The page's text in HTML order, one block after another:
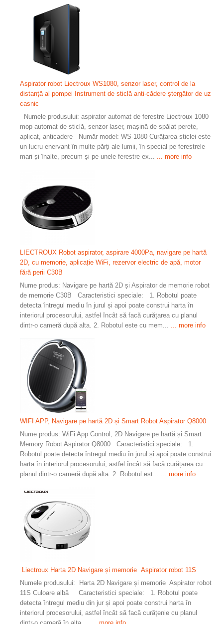
Aspirator robot Liectroux WS1080, senzor laser, control de la
distanță al pompei Instrument de sticlă anti-cădere ștergător de uz
casnic
Numele produsului: aspirator automat de ferestre Liectroux 1080
mop automat de sticlă, senzor laser, mașină de spălat perete,
aplicat, anticadere Număr model: WS-1080 Curățarea sticlei este
un lucru enervant în multe părți ale lumii, în special pe ferestrele
mari și înalte, precum și pe unele ferestre ex...
... more info
LIECTROUX Robot aspirator, aspirare 4000Pa, navigare pe hartă
2D, cu memorie, aplicație WiFi, rezervor electric de apă, motor
fără perii C30B
Nume produs: Navigare pe hartă 2D și Aspirator de memorie robot
de memorie C30B Caracteristici speciale: 1. Robotul poate
detecta întregul mediu în jurul și apoi poate construi harta în
interiorul procesorului, astfel încât să facă curățarea cu planul
dintr-o cameră după alta. 2. Robotul este cu mem...
... more info
WIFI APP, Navigare pe hartă 2D și Smart Robot Aspirator Q8000
Nume produs: WiFi App Control, 2D Navigare pe hartă și Smart
Memory Robot Aspirator Q8000 Caracteristici speciale: 1.
Robotul poate detecta întregul mediu în jurul și apoi poate construi
harta în interiorul procesorului, astfel încât să facă curățarea cu
planul dintr-o cameră după alta. 2. Robotul est...
... more info
Liectroux Harta 2D Navigare și memorie Aspirator robot 11S
Numele produsului: Harta 2D Navigare și memorie Aspirator robot
11S Culoare albă Caracteristici speciale: 1. Robotul poate
detecta întregul mediu din jur și apoi poate construi harta în
interiorul procesorului, astfel încât să facă curățenie cu planul